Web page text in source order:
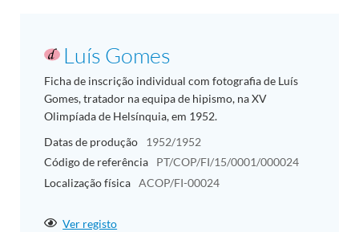
Luís Gomes
Ficha de inscrição individual com fotografia de Luís
Gomes, tratador na equipa de hipismo, na XV
Olimpíada de Helsínquia, em 1952.
Datas de produção
1952/1952
Código de referência
PT/COP/FI/15/0001/000024
Localização física ACOP/FI-00024
Ver registo